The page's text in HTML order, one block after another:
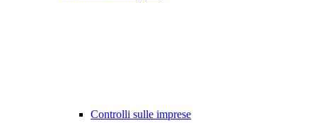
Controlli sulle imprese